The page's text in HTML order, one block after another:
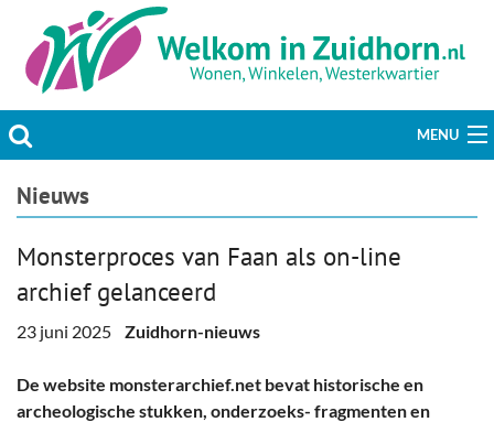
MENU
Actueel
Welzijn & Maatschappij
Bedrijven
Prikbord & Aanbiedingen
Nieuws
Monsterproces van Faan als on-line
archief gelanceerd
23 juni 2025 Zuidhorn-nieuws
De website monsterarchief.net bevat historische en
archeologische stukken, onderzoeks- fragmenten en